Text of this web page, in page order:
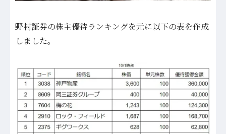
野村証券の株主優待ランキングを元に以下の表を作成
しました。